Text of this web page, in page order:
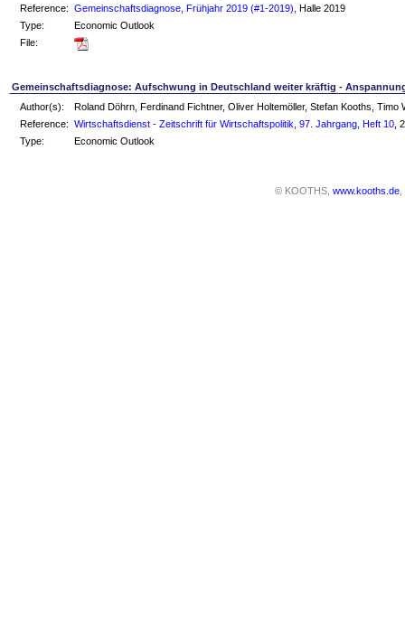
Reference:
Gemeinschaftsdiagnose, Frühjahr 2019 (#1-2019) , Halle 2019
Type:
Economic Outlook
File:
Gemeinschaftsdiagnose: Aufschwung in Deutschland weiter kräftig -
Author(s):
Roland Döhrn, Ferdinand Fichtner, Oliver Holtemöller, Stefan Kooths, Timo
Reference:
Wirtschaftsdienst - Zeitschrift für Wirtschaftspolitik, 97. Jahrgang, Heft 10 ,
Type:
Economic Outlook
© KOOTHS, www.kooths.de,